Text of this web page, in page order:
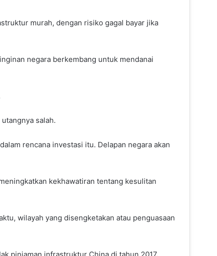
murah, dengan risiko gagal bayar jika
negara berkembang untuk mendanai
salah.
rencana investasi itu. Delapan negara akan
kekhawatiran tentang kesulitan
wilayah yang disengketakan atau penguasaan
Gowes Bareng 32 Ribu Warga
hingga 40 Mil
Pesawat United Airlines